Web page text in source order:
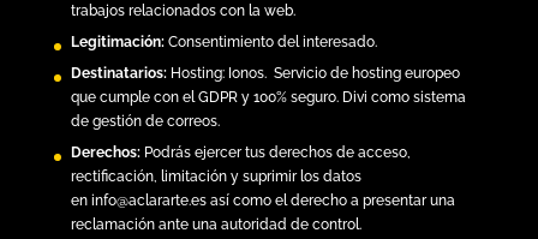
trabajos relacionados con la web.
Legitimación: Consentimiento del interesado.
Destinatarios:Hosting: Ionos.Servicio de hosting europeo
que cumple con el GDPR y 100% seguro. Divi como sistema
de gestión de correos.
Derechos: Podrás ejercer tus derechos de acceso,
rectificación, limitación y suprimir los datos
en info@aclararte.esasí como el derecho a presentar una
reclamación ante una autoridad de control.